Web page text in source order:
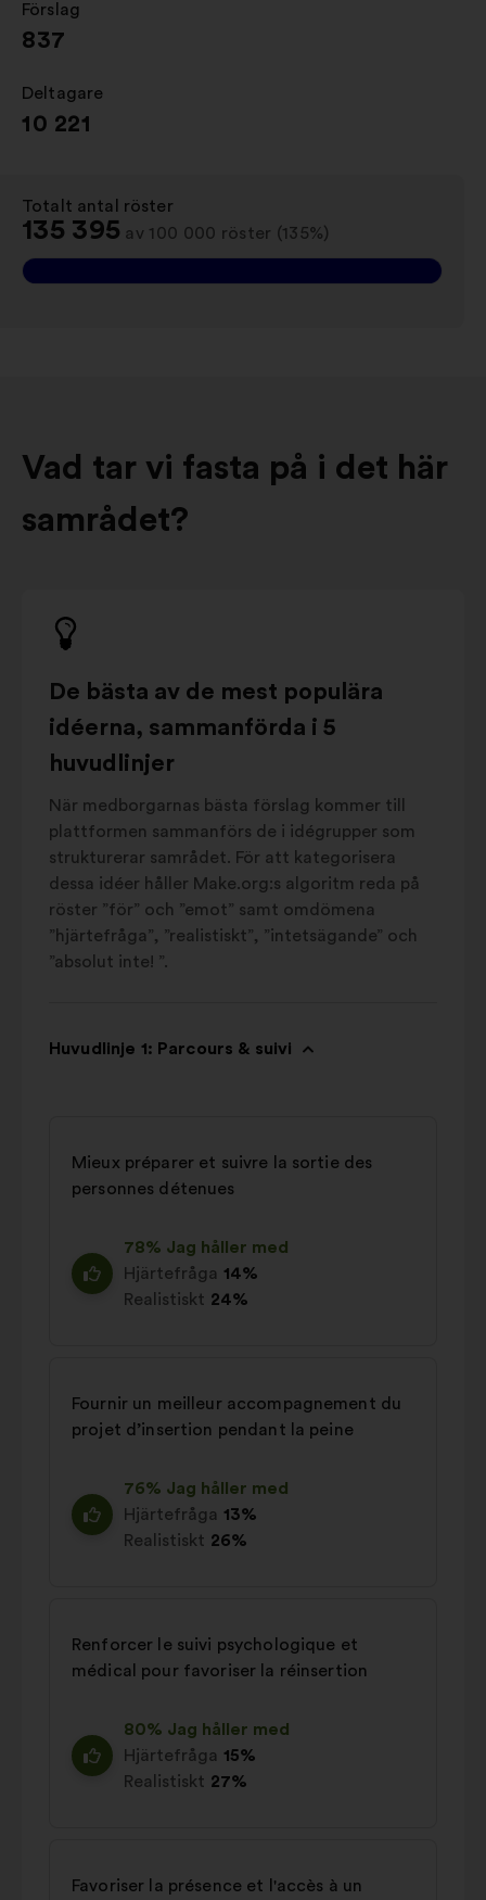
Förslag
:
837
Deltagare
:
10 221
Totalt antal röster
135 395 av 100 000 röster (135%)
Vad tar vi fasta på i det här
samrådet?
De bästa av de mest populära
idéerna, sammanförda i 5
huvudlinjer
När medborgarnas bästa förslag kommer till
plattformen sammanförs de i idégrupper som
strukturerar samrådet. För att kategorisera
dessa idéer håller Make.org:s algoritm reda på
röster ”för” och ”emot” samt omdömena
”hjärtefråga”, ”realistiskt”, ”intetsägande” och
”absolut inte! ”.
Huvudlinje 1: Parcours & suivi
Mieux préparer et suivre la sortie des
personnes détenues
78% Jag håller med
Hjärtefråga 14%
Realistiskt 24%
Fournir un meilleur accompagnement du
projet d’insertion pendant la peine
76% Jag håller med
Hjärtefråga 13%
Realistiskt 26%
Renforcer le suivi psychologique et
médical pour favoriser la réinsertion
80% Jag håller med
Hjärtefråga 15%
Realistiskt 27%
Favoriser la présence et l'accès à un